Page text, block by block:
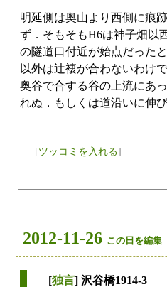
明延側は奥山より西側に痕
ず．そもそもH6は神子畑以
の隧道口付近が始点だった
以外は辻褄が合わないわけ
奥谷で合する谷の上流にあ
れぬ．もしくは道沿いに伸
[ツッコミを入れる]
2012-11-26 この日を編集
[独言] 沢谷橋1914-3